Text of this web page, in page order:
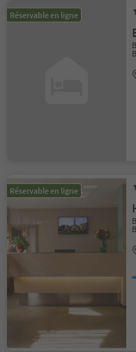
Réservable en ligne
Réservable en ligne